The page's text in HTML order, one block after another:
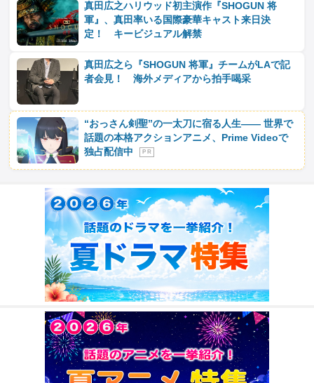
真田広之ハリウッド初主演作『SHOGUN 将
軍』、真田率いる国際豪華キャスト来日決
定！ キービジュアル解禁
真田広之ら『SHOGUN 将軍』チームがLAで記
者会見！ 海外メディアから拍手喝采
“おっさん剣聖”の一太刀に宿る人生―― 世界で
話題の本格アクションアニメ、Prime Videoで
独占配信中
P R